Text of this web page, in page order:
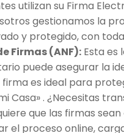
utilizan su Firma
gestionamos la
y protegido, con
Firmas (ANF): Esta es
puede asegurar la
es ideal para
Casa» . ¿Necesitas
que las firmas
el proceso online,